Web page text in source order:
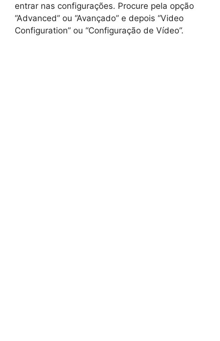
entrar nas configurações. Procure pela opção
“Advanced” ou “Avançado” e depois “Video
Configuration” ou “Configuração de Vídeo”.